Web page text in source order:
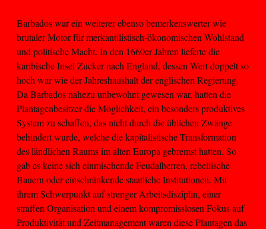
Barbados war ein weiterer ebenso bemerkenswerter wie
brutaler Motor für merkantilistisch-ökonomischen Wohlstand
und politische Macht. In den 1660er Jahren lieferte die
karibische Insel Zucker nach England, dessen Wert doppelt so
hoch war wie der Jahreshaushalt der englischen Regierung.
Da Barbados nahezu unbewohnt gewesen war, hatten die
Plantagenbesitzer die Möglichkeit, ein besonders produktives
System zu schaffen, das nicht durch die üblichen Zwänge
behindert wurde, welche die kapitalistische Transformation
des ländlichen Raums im alten Europa gebremst hatten. So
gab es keine sich einmischende Feudalherren, rebellische
Bauern oder einschränkende staatliche Institutionen. Mit
ihrem Schwerpunkt auf strenger Arbeitsdisziplin, einer
straffen Organisation und einem kompromisslosen Fokus auf
Produktivität und Zeitmanagement waren diese Plantagen das